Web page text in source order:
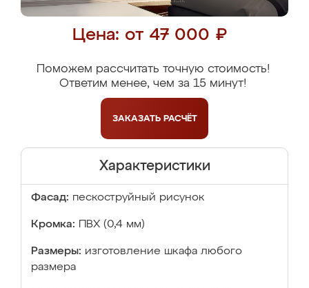
Цена: от 47 000 ₽
Поможем рассчитать точную стоимость!
Ответим менее, чем за 15 минут!
ЗАКАЗАТЬ РАСЧЁТ
Характеристики
Фасад: пескоструйный рисунок
Кромка: ПВХ (0,4 мм)
Размеры: изготовление шкафа любого
размера